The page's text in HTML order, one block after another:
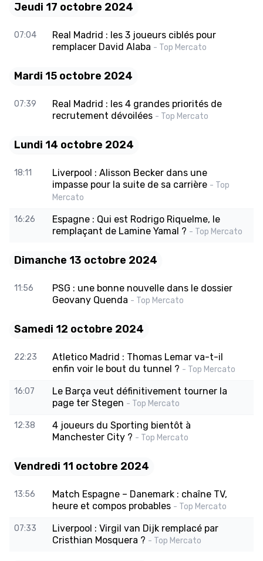
Jeudi 17 octobre 2024
07:04
Real Madrid : les 3 joueurs ciblés pour
remplacer David Alaba - Top Mercato
Mardi 15 octobre 2024
07:39
Real Madrid : les 4 grandes priorités de
recrutement dévoilées - Top Mercato
Lundi 14 octobre 2024
18:11
Liverpool : Alisson Becker dans une
impasse pour la suite de sa carrière - Top
Mercato
16:26
Espagne : Qui est Rodrigo Riquelme, le
remplaçant de Lamine Yamal ? - Top Mercato
Dimanche 13 octobre 2024
11:56
PSG : une bonne nouvelle dans le dossier
Geovany Quenda - Top Mercato
Samedi 12 octobre 2024
22:23
Atletico Madrid : Thomas Lemar va-t-il
enfin voir le bout du tunnel ? - Top Mercato
16:07
Le Barça veut définitivement tourner la
page ter Stegen - Top Mercato
12:38
4 joueurs du Sporting bientôt à
Manchester City ? - Top Mercato
Vendredi 11 octobre 2024
13:56
Match Espagne – Danemark : chaîne TV,
heure et compos probables - Top Mercato
07:33
Liverpool : Virgil van Dijk remplacé par
Cristhian Mosquera ? - Top Mercato